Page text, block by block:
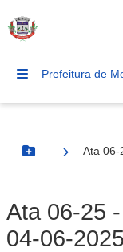
Prefeitura de
Botão Menu
Ata 06-
Ata 06-25
04-06-